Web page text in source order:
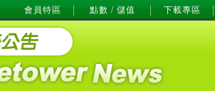
會員特區 點數 / 儲值 下載專區